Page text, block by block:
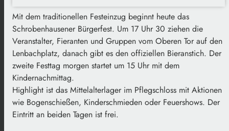
Mit dem traditionellen Festeinzug beginnt heute das
Schrobenhausener Bürgerfest. Um 17 Uhr 30 ziehen die
Veranstalter, Fieranten und Gruppen vom Oberen Tor auf den
Lenbachplatz, danach gibt es den offiziellen Bieranstich. Der
zweite Festtag morgen startet um 15 Uhr mit dem
Kindernachmittag.
Highlight ist das Mittelalterlager im Pflegschloss mit Aktionen
wie Bogenschießen, Kinderschmieden oder Feuershows. Der
Eintritt an beiden Tagen ist frei.